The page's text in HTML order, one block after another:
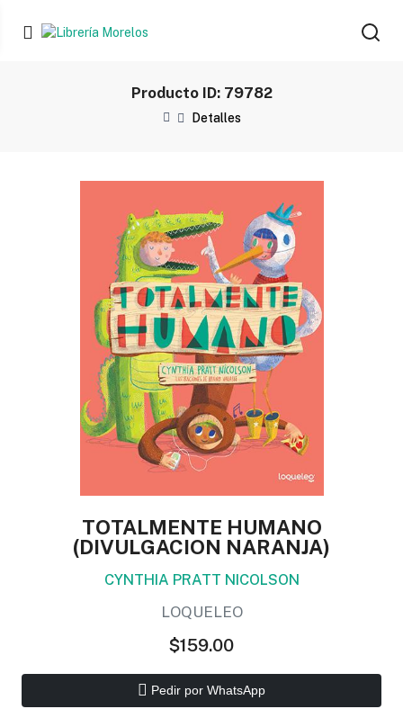
Producto ID: 79782
Detalles
TOTALMENTE HUMANO
(DIVULGACION NARANJA)
CYNTHIA PRATT NICOLSON
LOQUELEO
$159.00
Pedir por WhatsApp